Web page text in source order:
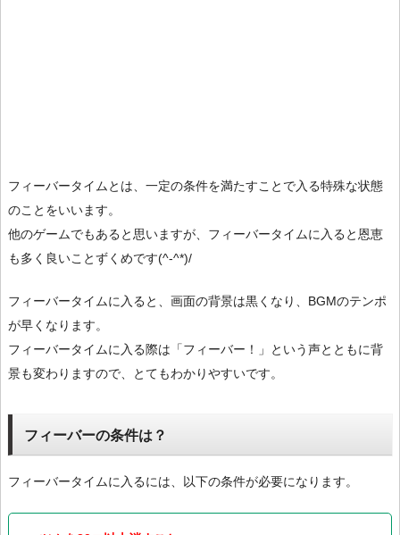
フィーバータイムとは、一定の条件を満たすことで入る特殊な状態
のことをいいます。
他のゲームでもあると思いますが、フィーバータイムに入ると恩恵
も多く良いことずくめです(^-^*)/
フィーバータイムに入ると、画面の背景は黒くなり、BGMのテンポ
が早くなります。
フィーバータイムに入る際は「フィーバー！」という声とともに背
景も変わりますので、とてもわかりやすいです。
フィーバーの条件は？
フィーバータイムに入るには、以下の条件が必要になります。